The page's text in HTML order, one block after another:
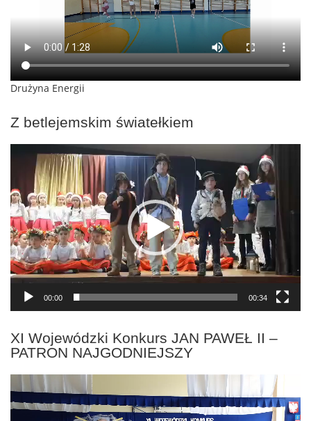
Drużyna Energii
Z betlejemskim światełkiem
Odtwarzacz
00:00 00:34
XI Wojewódzki Konkurs JAN PAWEŁ II –
PATRON NAJGODNIEJSZY
Odtwarzacz
video